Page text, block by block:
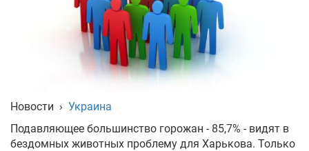
Укр Рус Eng
Новости › Украина
Подавляющее большинство горожан - 85,7% - видят в
бездомных животных проблему для Харькова. Только